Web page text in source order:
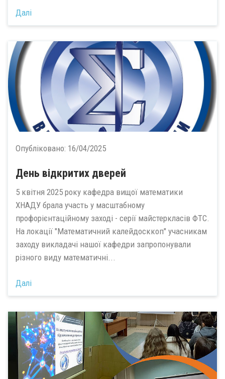
Далі
Опубліковано: 16/04/2025
День відкритих дверей
5 квітня 2025 року кафедра вищої математики
ХНАДУ брала участь у масштабному
профорієнтаційному заході - серії майстеркласів ФТС.
На локації "Математичний калейдосккоп" учасникам
заходу викладачі нашої кафедри запропонували
різного виду математичні...
Далі